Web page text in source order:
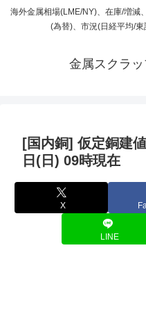
海外金属相場(LME/NY)、在庫/増減
(為替)、市況(日経平均/
金属スクラ
[国内銅] 仮定銅建
日(日) 09時現在
X
LINE